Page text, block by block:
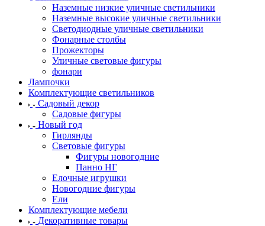
Наземные низкие уличные светильники
Наземные высокие уличные светильники
Светодиодные уличные светильники
Фонарные столбы
Прожекторы
Уличные световые фигуры
фонари
Лампочки
Комплектующие светильников
Садовый декор
Садовые фигуры
Новый год
Гирлянды
Световые фигуры
Фигуры новогодние
Панно НГ
Елочные игрушки
Новогодние фигуры
Ели
Комплектующие мебели
Декоративные товары